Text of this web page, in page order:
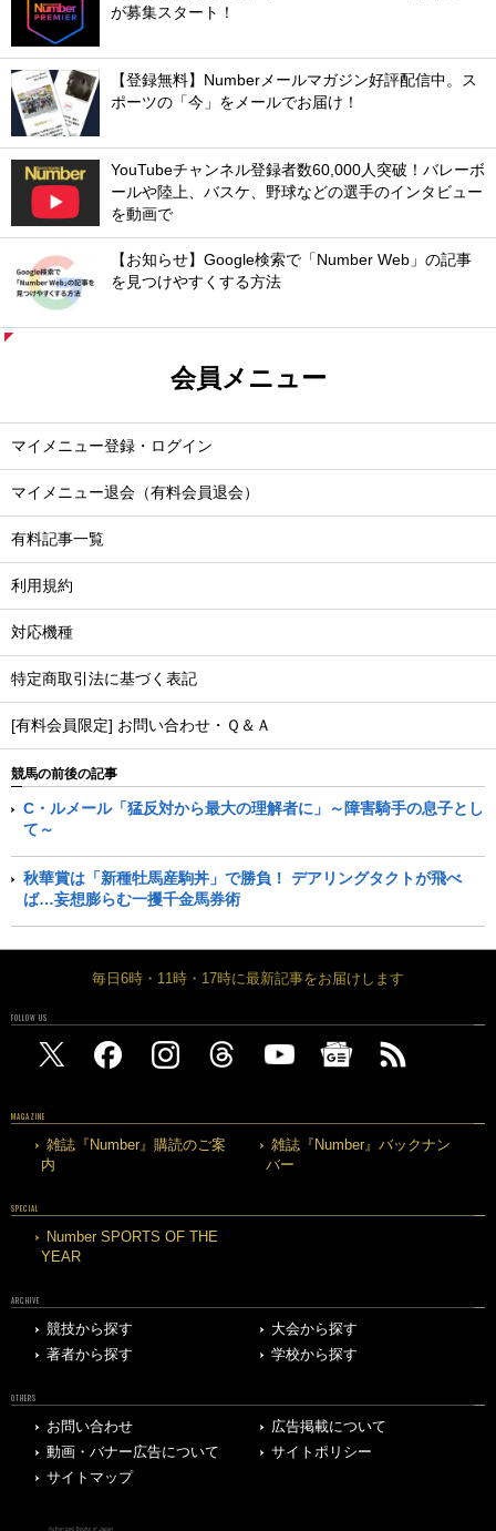
が募集スタート！
【登録無料】Numberメールマガジン好評配信中。ス
ポーツの「今」をメールでお届け！
YouTubeチャンネル登録者数60,000人突破！バレーボ
ールや陸上、バスケ、野球などの選手のインタビュー
を動画で
【お知らせ】Google検索で「Number Web」の記事
を見つけやすくする方法
会員メニュー
マイメニュー登録・ログイン
マイメニュー退会（有料会員退会）
有料記事一覧
利用規約
対応機種
特定商取引法に基づく表記
[有料会員限定] お問い合わせ・Ｑ＆Ａ
競馬の前後の記事
C・ルメール「猛反対から最大の理解者に」～障害騎手の息子とし
て～
秋華賞は「新種牡馬産駒丼」で勝負！ デアリングタクトが飛べ
ば…妄想膨らむ一攫千金馬券術
毎日6時・11時・17時に最新記事をお届けします
FOLLOW US
MAGAZINE
雑誌『Number』購読のご案
内
雑誌『Number』バックナン
バー
SPECIAL
Number SPORTS OF THE
YEAR
ARCHIVE
競技から探す
大会から探す
著者から探す
学校から探す
OTHERS
お問い合わせ
広告掲載について
動画・バナー広告について
サイトポリシー
サイトマップ